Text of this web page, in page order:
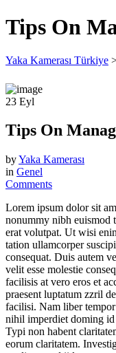
Tips On
Yaka Kamerası Türkiye
23 Eyl
Tips On
byYaka Kamerası
in Genel
Comments
Lorem ipsum dolor sit
nonummy nibh euismod
erat volutpat. Ut wisi
tation ullamcorper
consequat. Duis autem
velit esse molestie
facilisis at vero eros et
praesent luptatum zzril
facilisi. Nam liber
nihil imperdiet doming id
Typi non habent
eorum claritatem.